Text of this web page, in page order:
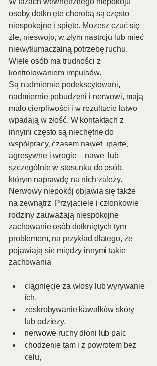
W fazach wewnętrznego niepokoju
osoby dotknięte chorobą są często
niespokojne i spięte. Możesz czuć się
źle, nieswojo, w złym nastroju lub mieć
niewytłumaczalną potrzebę ruchu.
Wiele osób ma trudności z
kontrolowaniem impulsów.
Są nadmiernie podekscytowani,
nadmiernie pobudzeni i nerwowi, mają
mało cierpliwości i w rezultacie łatwo
wpadają w złość. W kontaktach z
innymi często są niechętne do
współpracy, czasem nawet uparte,
agresywne i wrogie – nawet lub
szczególnie w stosunku do osób,
którym naprawdę na nich zależy.
Nerwowy niepokój objawia się także
na zewnątrz. Przyjaciele i członkowie
rodziny zauważają niespokojne
zachowanie osób dotkniętych tym
problemem, na przykład dlatego, że
pojawiają sie między innymi takie
zachowania:
ciągnięcie za włosy lub wyrywanie
ich,
zeskrobywanie kawałków skóry
lub odzieży,
nerwowe ruchy dłoni lub palc
chodzenie tam i z powrotem bez
celu,